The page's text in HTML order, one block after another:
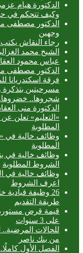
الدكتورة هيام
وكيف تتحكم في
الدكتور مصطفى
وجهين
رجاء النقاش
الشيخ محمد
عباس محمود
الدكتور مصطفى
فرقة
مسرحيتين بتذكرة
شجروها..
الدكتورة منى
«التعليم» تعلن
المطلوبة
وظائف خالية في
المطلوبة
وظائف خالية في
الشروط المطلوبة
وظائف خالية في
اعرف الشروط
26 وظيفة
طريقة التقديم
قيمة قرض مستورة
على 3 سنوات
للحالات المرضية..
من بنك ناصر
الفصل الأول